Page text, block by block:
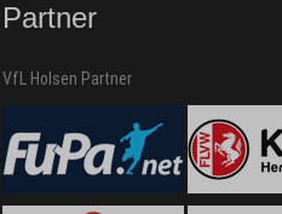
Partner
VfL Holsen Partner